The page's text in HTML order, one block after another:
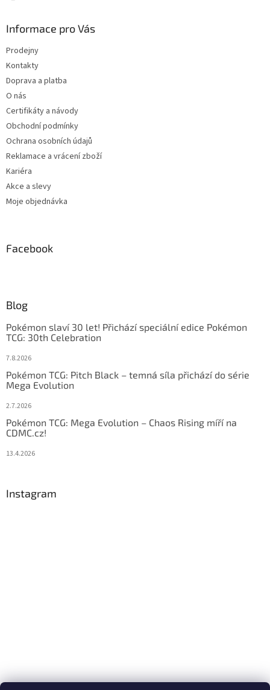
Informace pro Vás
Prodejny
Kontakty
Doprava a platba
O nás
Certifikáty a návody
Obchodní podmínky
Ochrana osobních údajů
Reklamace a vrácení zboží
Kariéra
Akce a slevy
Moje objednávka
Facebook
Blog
Pokémon slaví 30 let! Přichází speciální edice Pokémon
TCG: 30th Celebration
7.8.2026
Pokémon TCG: Pitch Black – temná síla přichází do série
Mega Evolution
2.7.2026
Pokémon TCG: Mega Evolution – Chaos Rising míří na
CDMC.cz!
13.4.2026
Instagram